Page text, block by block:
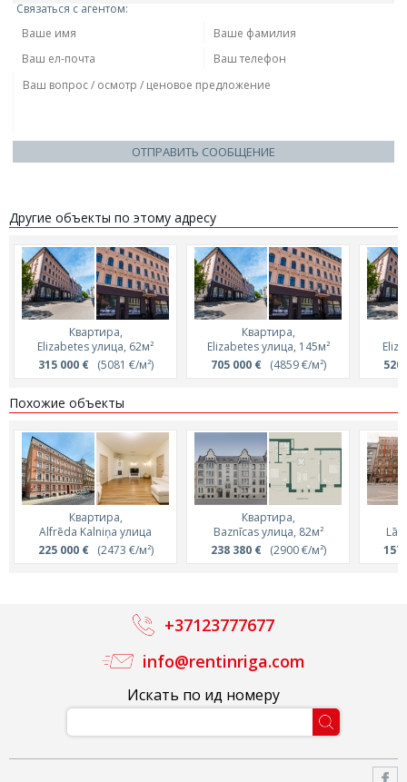
Связаться с агентом:
ОТПРАВИТЬ СООБЩЕНИЕ
Другие объекты по этому адресу
Квартира,
Elizabetes улица, 62м²
315 000 €(5081 €/м²)
Квартира,
Elizabetes улица, 145м²
705 000 €(4859 €/м²)
520
Похожие объекты
Квартира,
Alfrēda Kalniņa улица
225 000 €(2473 €/м²)
Квартира,
Baznīcas улица, 82м²
238 380 €(2900 €/м²)
157
Искать по ид номеру
info@rentinriga.com
+37123777677